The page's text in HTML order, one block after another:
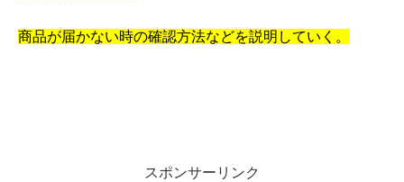
商品が届かない時の確認方法などを説明していく。
スポンサーリンク